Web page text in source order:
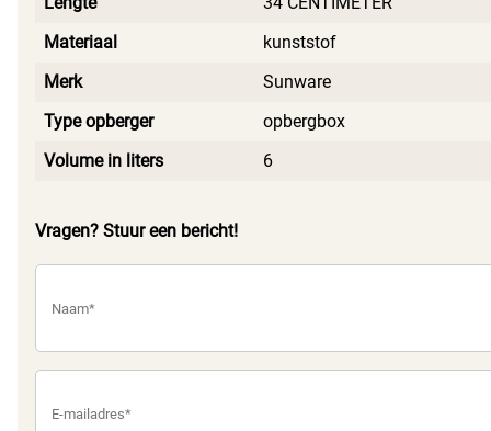
Materiaal
kunststof
Merk
Sunware
Type opberger
opbergbox
Volume in liters
6
Vragen? Stuur een bericht!